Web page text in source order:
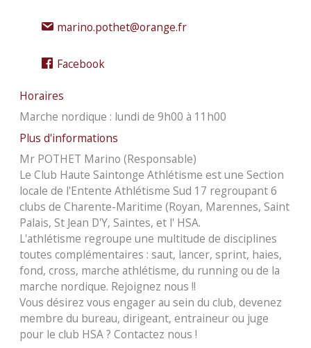
marino.pothet@orange.fr
Facebook
Horaires
Marche nordique : lundi de 9h00 à 11h00
Plus d'informations
Mr POTHET Marino (Responsable)
Le Club Haute Saintonge Athlétisme est une Section
locale de l'Entente Athlétisme Sud 17 regroupant 6
clubs de Charente-Maritime (Royan, Marennes, Saint
Palais, St Jean D'Y, Saintes, et l' HSA.
L'athlétisme regroupe une multitude de disciplines
toutes complémentaires : saut, lancer, sprint, haies,
fond, cross, marche athlétisme, du running ou de la
marche nordique. Rejoignez nous !!
Vous désirez vous engager au sein du club, devenez
membre du bureau, dirigeant, entraineur ou juge
pour le club HSA ? Contactez nous !